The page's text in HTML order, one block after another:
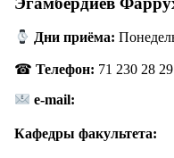
Дни приёма:
☎ Телефон: 71 230 28 29
e-mail:
Кафедры факультета: